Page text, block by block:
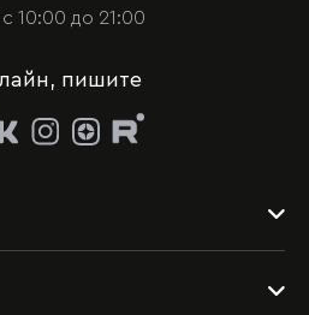
10:00 до 21:00
пишите